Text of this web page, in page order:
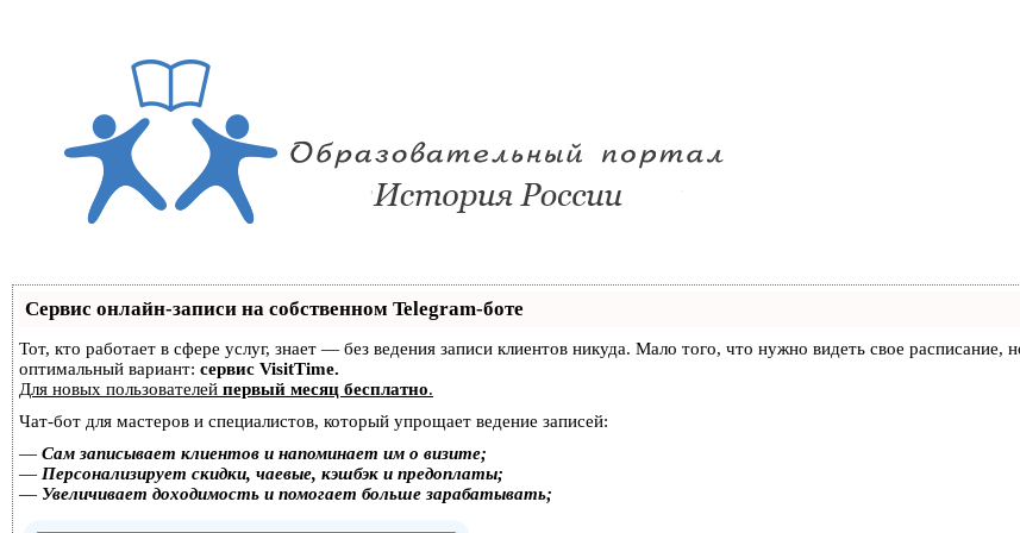
Сервис онлайн-записи на собственном Telegram-боте
Тот, кто работает в сфере услуг, знает — без ведения записи клиентов никуда. Мало того, что нужно видеть свое
оптимальный вариант: сервис VisitTime.
Для новых пользователей первый месяц бесплатно.
Чат-бот для мастеров и специалистов, который упрощает ведение записей:
— Сам записывает клиентов и напоминает им о визите;
— Персонализирует скидки, чаевые, кэшбэк и предоплаты;
— Увеличивает доходимость и помогает больше зарабатывать;